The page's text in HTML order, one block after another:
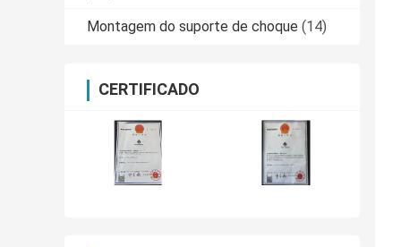
Montagem do suporte de choque (14)
CERTIFICADO